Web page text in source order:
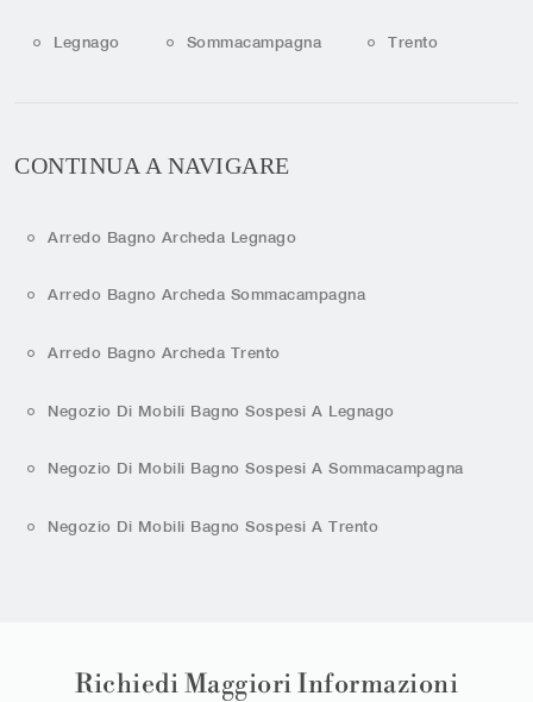
Legnago Sommacampagna Trento
CONTINUA A NAVIGARE
Arredo Bagno Archeda Legnago
Arredo Bagno Archeda Sommacampagna
Arredo Bagno Archeda Trento
Negozio Di Mobili Bagno Sospesi A Legnago
Negozio Di Mobili Bagno Sospesi A Sommacampagna
Negozio Di Mobili Bagno Sospesi A Trento
Richiedi Maggiori Informazioni